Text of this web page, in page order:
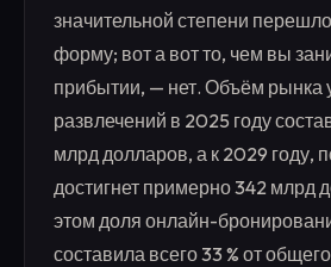
значительной степени
форму; вот а вот то, чем вы
прибытии, — нет. Объём рынка
развлечений в 2025 году
млрд долларов, а к 2029 году,
достигнет примерно 342 млрд
этом доля онлайн-
составила всего 33 % от